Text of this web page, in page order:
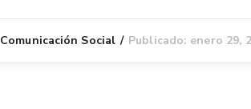
Comunicación Social Publicado: enero 29,